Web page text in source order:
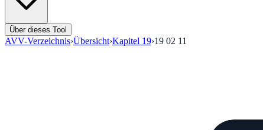
Über dieses Tool
AVV-Verzeichnis›Übersicht›Kapitel 19›19 02 11